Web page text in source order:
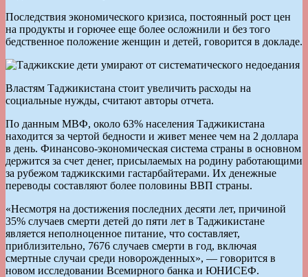
Последствия экономического кризиса, постоянный рост цен
на продукты и горючее еще более осложнили и без того
бедственное положение женщин и детей, говорится в докладе.
Властям Таджикистана стоит увеличить расходы на
социальные нужды, считают авторы отчета.
По данным МВФ, около 63% населения Таджикистана
находится за чертой бедности и живет менее чем на 2 доллара
в день. Финансово-экономическая система страны в основном
держится за счет денег, присылаемых на родину работающими
за рубежом таджикскими гастарбайтерами. Их денежные
переводы составляют более половины ВВП страны.
«Несмотря на достижения последних десяти лет, причиной
35% случаев смерти детей до пяти лет в Таджикистане
является неполноценное питание, что составляет,
приблизительно, 7676 случаев смерти в год, включая
смертные случаи среди новорожденных», — говорится в
новом исследовании Всемирного банка и ЮНИСЕФ.